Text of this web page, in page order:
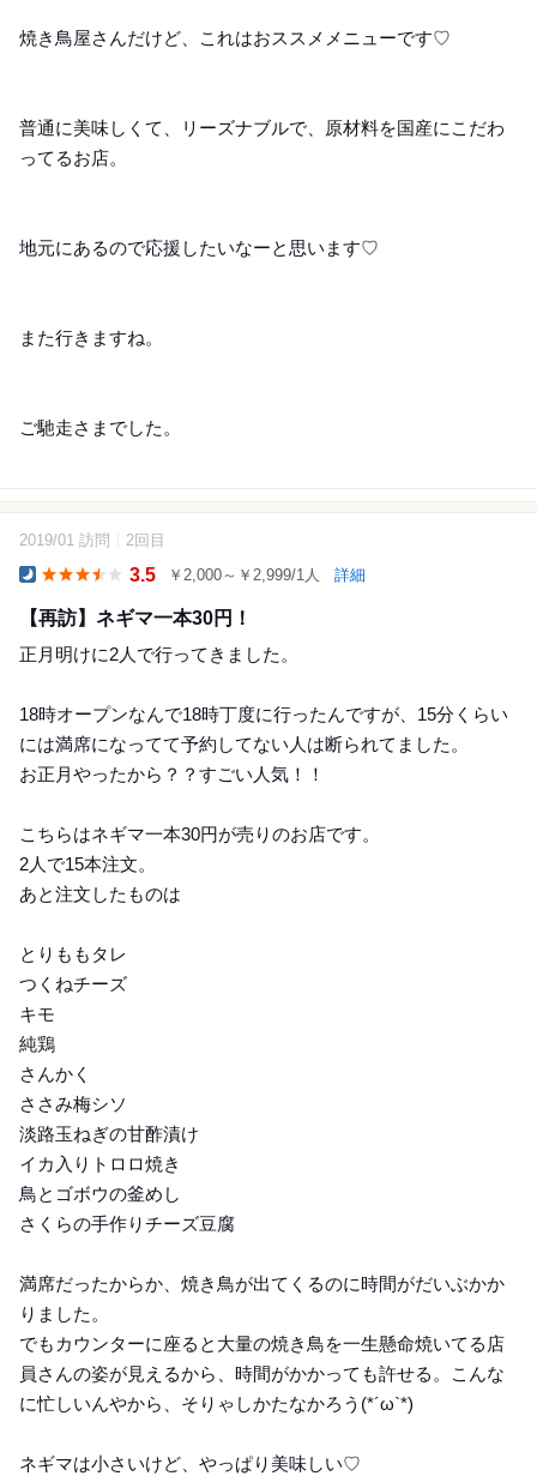
焼き鳥屋さんだけど、これはおススメメニューです♡
普通に美味しくて、リーズナブルで、原材料を国産にこだわ
ってるお店。
地元にあるので応援したいなーと思います♡
また行きますね。
ご馳走さまでした。
12
2019/01 訪問 2回目
3.5 ￥2,000～￥2,999/1人 詳細
【再訪】ネギマ一本30円！
正月明けに2人で行ってきました。
18時オープンなんで18時丁度に行ったんですが、15分くらい
には満席になってて予約してない人は断られてました。
お正月やったから？？すごい人気！！
こちらはネギマ一本30円が売りのお店です。
2人で15本注文。
あと注文したものは
とりももタレ
つくねチーズ
キモ
純鶏
さんかく
ささみ梅シソ
淡路玉ねぎの甘酢漬け
イカ入りトロロ焼き
鳥とゴボウの釜めし
さくらの手作りチーズ豆腐
満席だったからか、焼き鳥が出てくるのに時間がだいぶかか
りました。
でもカウンターに座ると大量の焼き鳥を一生懸命焼いてる店
員さんの姿が見えるから、時間がかかっても許せる。こんな
に忙しいんやから、そりゃしかたなかろう(*´ω`*)
ネギマは小さいけど、やっぱり美味しい♡